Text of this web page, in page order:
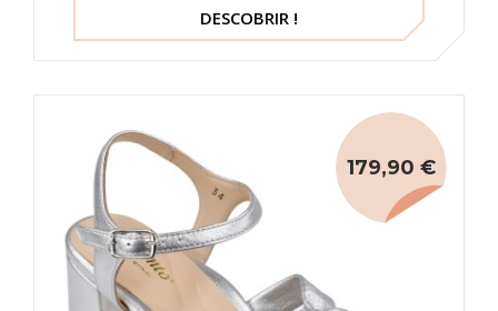
DESCOBRIR !
179,90 €